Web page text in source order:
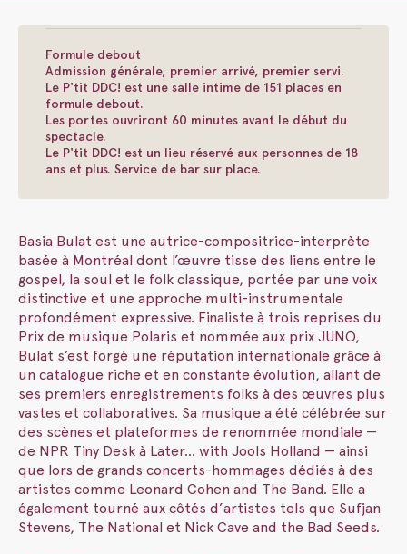
Formule debout
Admission générale, premier arrivé, premier servi.
Le P'tit DDC! est une salle intime de 151 places en
formule debout.
Les portes ouvriront 60 minutes avant le début du
spectacle.
Le P'tit DDC! est un lieu réservé aux personnes de 18
ans et plus. Service de bar sur place.
Basia Bulat est une autrice-compositrice-interprète
basée à Montréal dont l’œuvre tisse des liens entre le
gospel, la soul et le folk classique, portée par une voix
distinctive et une approche multi-instrumentale
profondément expressive. Finaliste à trois reprises du
Prix de musique Polaris et nommée aux prix JUNO,
Bulat s’est forgé une réputation internationale grâce à
un catalogue riche et en constante évolution, allant de
ses premiers enregistrements folks à des œuvres plus
vastes et collaboratives. Sa musique a été célébrée sur
des scènes et plateformes de renommée mondiale —
de NPR Tiny Desk à Later… with Jools Holland — ainsi
que lors de grands concerts-hommages dédiés à des
artistes comme Leonard Cohen and The Band. Elle a
également tourné aux côtés d’artistes tels que Sufjan
Stevens, The National et Nick Cave and the Bad Seeds.